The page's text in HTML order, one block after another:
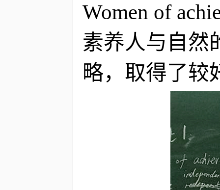
Women of
素养人与自然
略，取得了较